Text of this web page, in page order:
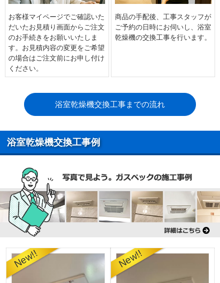
お客様マイページでご確認いた
だいたお見積り画面からご注文
のお手続きをお願いいたしま
す。お見積内容の変更をご希望
の場合はご注文前にお申し付け
ください。
商品の手配後、工事スタッフが
ご予約の日時にお伺いし、浴室
乾燥機の交換工事を行います。
浴室乾燥機交換工事までの流れ
浴室乾燥機交換工事例